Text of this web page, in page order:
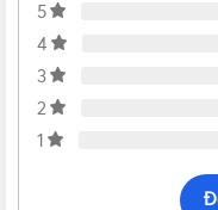
lưu lượng gió mạnh mẽ
khí oi bức chỉ trong tích
Tìm hiểu mẫu quạt
5
4
3
2
1